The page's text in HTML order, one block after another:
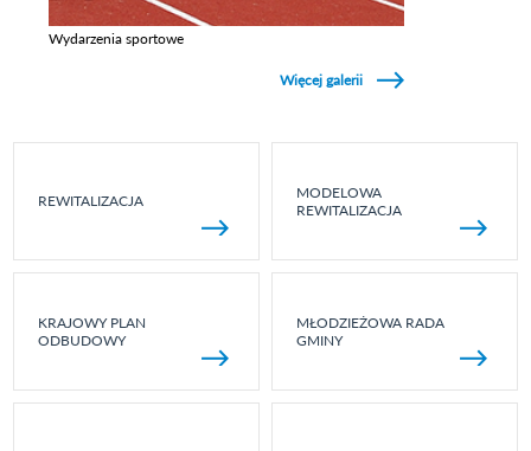
Wydarzenia sportowe
Więcej galerii
REWITALIZACJA
MODELOWA
REWITALIZACJA
KRAJOWY PLAN
ODBUDOWY
MŁODZIEŻOWA RADA
GMINY